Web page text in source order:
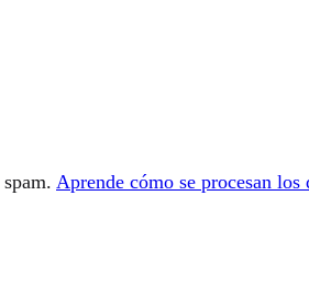
Aprende cómo se procesan los